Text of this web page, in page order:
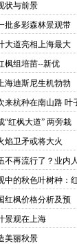
状与前景
批多彩森林景观带
大道亮相上海最大
枫组培苗--新优
海迪斯尼生机勃勃
来杭种在南山路 叶
“红枫大道” 两旁栽
焰卫矛或将大火
不再流行了？业内
中的秋色叶树种：
红枫价格分析及预
景观在上海
美丽秋景